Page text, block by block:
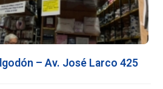
– Av. José Larco 425